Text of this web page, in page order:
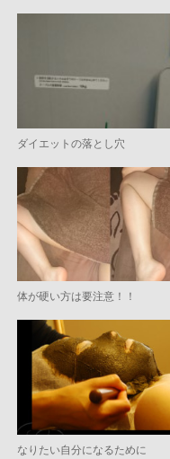
ダイエットの落とし穴
体が硬い方は要注意！！
なりたい自分になるために